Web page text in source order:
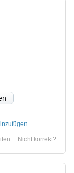
Nicht korrekt?